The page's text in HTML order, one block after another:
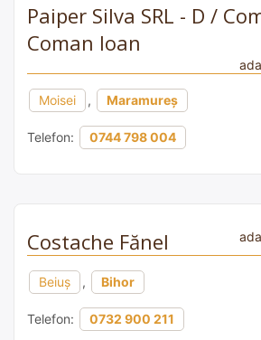
Paiper Silva SRL - D /
Coman Ioan
Moisei , Maramureș
Telefon: 0744 798 004
Costache Fănel
Beiuș , Bihor
Telefon: 0732 900 211